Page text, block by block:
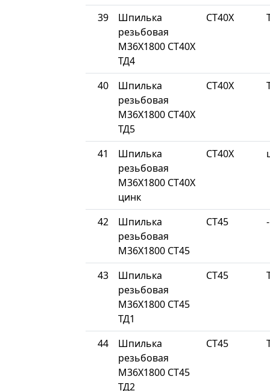
39
Шпилька
резьбовая
М36Х1800 СТ40Х
ТД4
СТ40Х
40
Шпилька
резьбовая
М36Х1800 СТ40Х
ТД5
СТ40Х
41
Шпилька
резьбовая
М36Х1800 СТ40Х
цинк
СТ40Х
42
Шпилька
резьбовая
М36Х1800 СТ45
СТ45 -
43
Шпилька
резьбовая
М36Х1800 СТ45
ТД1
СТ45
44
Шпилька
резьбовая
М36Х1800 СТ45
ТД2
СТ45